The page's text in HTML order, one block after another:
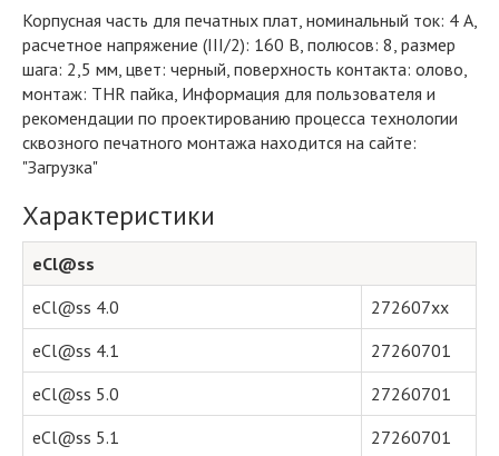
Корпусная часть для печатных плат, номинальный ток: 4 A,
расчетное напряжение (III/2): 160 В, полюсов: 8, размер
шага: 2,5 мм, цвет: черный, поверхность контакта: олово,
монтаж: THR пайка, Информация для пользователя и
рекомендации по проектированию процесса технологии
сквозного печатного монтажа находится на сайте:
"Загрузка"
Характеристики
eCl@ss
eCl@ss 4.0
272607xx
eCl@ss 4.1
27260701
eCl@ss 5.0
27260701
eCl@ss 5.1
27260701